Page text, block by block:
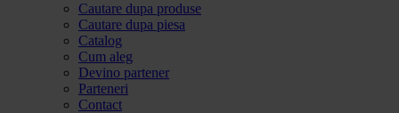
Cautare dupa produse
Cautare dupa piesa
Catalog
Cum aleg
Devino partener
Parteneri
Contact